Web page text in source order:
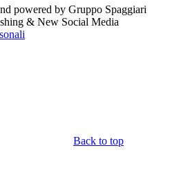
powered by Gruppo Spaggiari
& New Social Media
Back to top